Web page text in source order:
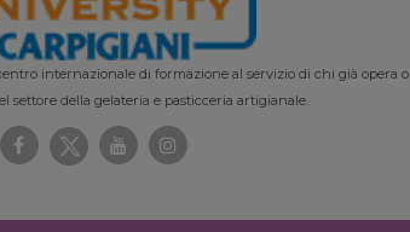
internazionale di formazione al servizio di chi già opera o
settore della gelateria e pasticceria artigianale.